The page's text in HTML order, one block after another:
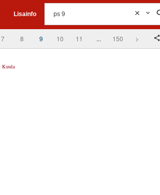
Lisainfo
7 8 9 10 11 ... 150 >
Kuula